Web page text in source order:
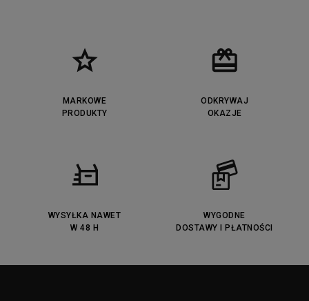
MARKOWE
PRODUKTY
ODKRYWAJ
OKAZJE
WYSYŁKA NAWET
W 48 H
WYGODNE
DOSTAWY I PŁATNOŚCI